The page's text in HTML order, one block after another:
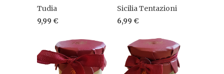
Tudia
9,99 €
Sicilia Tentazioni
6,99 €